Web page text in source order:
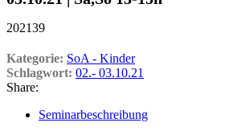
202139
Kategorie: SoA - Kinder
Schlagwort: 02.- 03.10.21
Share:
Seminarbeschreibung